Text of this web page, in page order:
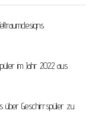
im Jahr 2022 aus
über Geschirrspüler zu